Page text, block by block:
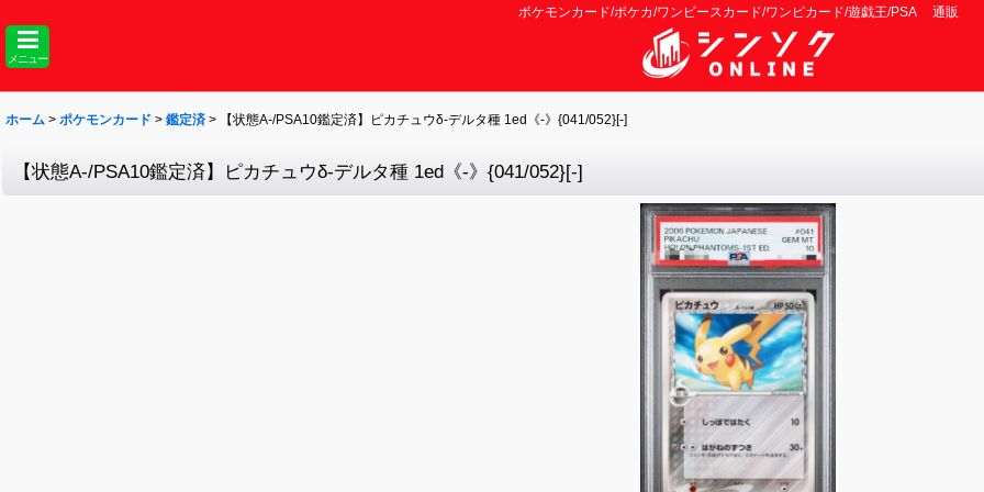
ポケモンカード/ポケカ/ワンピースカード/ワンピカード/遊戯王/PSA 通販
メニュー
ホーム > ポケモンカード > 鑑定済 > 【状態A-/PSA10鑑定済】ピカチュウδ-デルタ種 1ed《-》{041/052}[-]
【状態A-/PSA10鑑定済】ピカチュウδ-デルタ種 1ed《-》{041/052}[-]